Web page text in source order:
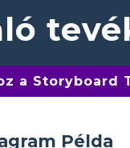
a Storyboard